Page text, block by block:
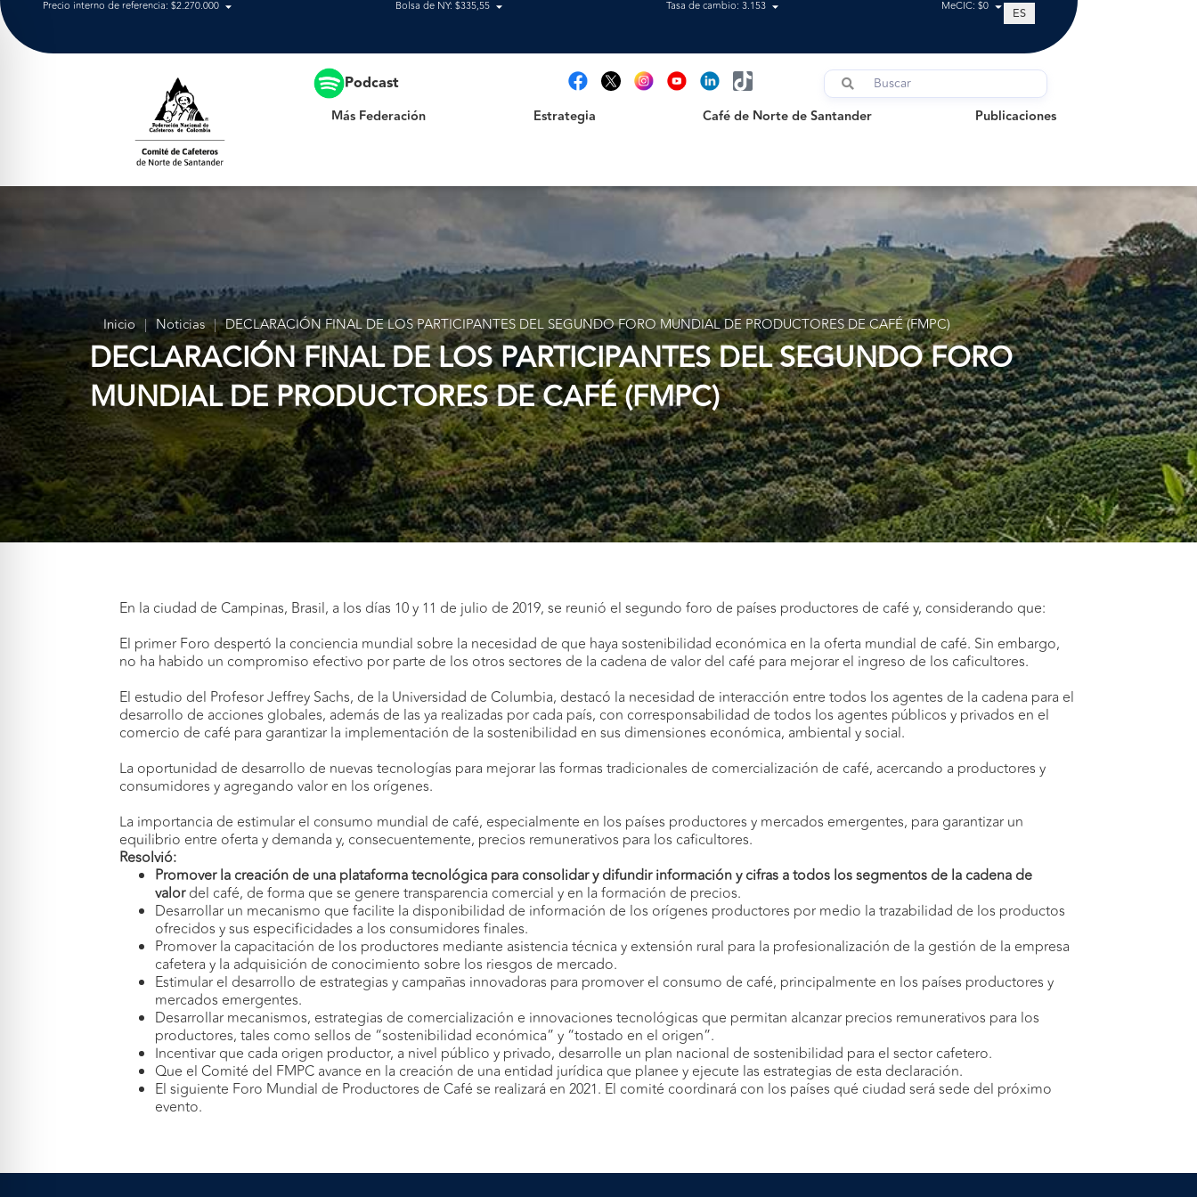
Precio interno de referencia: $2.270.000 Bolsa de NY: $335,55 Tasa de cambio: 3.153 MeCIC: $0 ES
Podcast
Más Federación Estrategia Café de Norte de Santander Publicaciones
Publicaciones
Inicio | Noticias | DECLARACIÓN FINAL DE LOS PARTICIPANTES DEL SEGUNDO FORO MUNDIAL DE PRODUCTORES DE CAFÉ (FMPC)
DECLARACIÓN FINAL DE LOS PARTICIPANTES DEL SEGUNDO FORO
MUNDIAL DE PRODUCTORES DE CAFÉ (FMPC)
En la ciudad de Campinas, Brasil, a los días 10 y 11 de julio de 2019, se reunió el segundo foro de países productores de café y, considerando que:
El primer Foro despertó la conciencia mundial sobre la necesidad de que haya sostenibilidad económica en la oferta mundial de café. Sin embargo,
no ha habido un compromiso efectivo por parte de los otros sectores de la cadena de valor del café para mejorar el ingreso de los caficultores.
El estudio del Profesor Jeffrey Sachs, de la Universidad de Columbia, destacó la necesidad de interacción entre todos los agentes de la cadena para el
desarrollo de acciones globales, además de las ya realizadas por cada país, con corresponsabilidad de todos los agentes públicos y privados en el
comercio de café para garantizar la implementación de la sostenibilidad en sus dimensiones económica, ambiental y social.
La oportunidad de desarrollo de nuevas tecnologías para mejorar las formas tradicionales de comercialización de café, acercando a productores y
consumidores y agregando valor en los orígenes.
La importancia de estimular el consumo mundial de café, especialmente en los países productores y mercados emergentes, para garantizar un
equilibrio entre oferta y demanda y, consecuentemente, precios remunerativos para los caficultores.
Resolvió:
Promover la creación de una plataforma tecnológica para consolidar y difundir información y cifras a todos los segmentos de la cadena de
valordel café, de forma que se genere transparencia comercial y en la formación de precios.
Desarrollar un mecanismo que facilite la disponibilidad de información de los orígenes productores por medio la trazabilidad de los productos
ofrecidos y sus especificidades a los consumidores finales.
Promover la capacitación de los productores mediante asistencia técnica y extensión rural para la profesionalización de la gestión de la empresa
cafetera y la adquisición de conocimiento sobre los riesgos de mercado.
Estimular el desarrollo de estrategias y campañas innovadoras para promover el consumo de café, principalmente en los países productores y
mercados emergentes.
Desarrollar mecanismos, estrategias de comercialización e innovaciones tecnológicas que permitan alcanzar precios remunerativos para los
productores, tales como sellos de “sostenibilidad económica” y “tostado en el origen”.
Incentivar que cada origen productor, a nivel público y privado, desarrolle un plan nacional de sostenibilidad para el sector cafetero.
Que el Comité del FMPC avance en la creación de una entidad jurídica que planee y ejecute las estrategias de esta declaración.
El siguiente Foro Mundial de Productores de Café se realizará en 2021. El comité coordinará con los países qué ciudad será sede del próximo
evento.